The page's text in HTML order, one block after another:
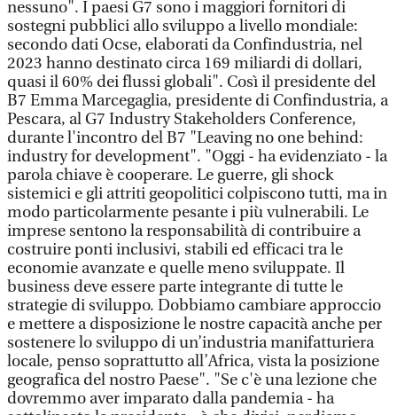
nessuno". I paesi G7 sono i maggiori fornitori di
sostegni pubblici allo sviluppo a livello mondiale:
secondo dati Ocse, elaborati da Confindustria, nel
2023 hanno destinato circa 169 miliardi di dollari,
quasi il 60% dei flussi globali". Così il presidente del
B7 Emma Marcegaglia, presidente di Confindustria, a
Pescara, al G7 Industry Stakeholders Conference,
durante l'incontro del B7 "Leaving no one behind:
industry for development". "Oggi - ha evidenziato - la
parola chiave è cooperare. Le guerre, gli shock
sistemici e gli attriti geopolitici colpiscono tutti, ma in
modo particolarmente pesante i più vulnerabili. Le
imprese sentono la responsabilità di contribuire a
costruire ponti inclusivi, stabili ed efficaci tra le
economie avanzate e quelle meno sviluppate. Il
business deve essere parte integrante di tutte le
strategie di sviluppo. Dobbiamo cambiare approccio
e mettere a disposizione le nostre capacità anche per
sostenere lo sviluppo di un’industria manifatturiera
locale, penso soprattutto all’Africa, vista la posizione
geografica del nostro Paese". "Se c'è una lezione che
dovremmo aver imparato dalla pandemia - ha